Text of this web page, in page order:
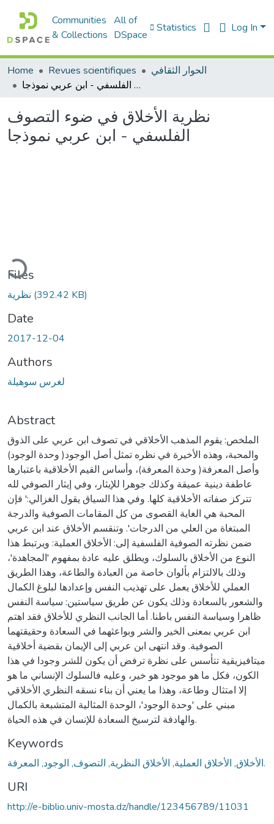
Communities
& Collections
All of
DSpace
Statistics Log In
Home Revues scientifiques
الحوار الثقافي
نظرية الأخلاق في ضوء التصوف الفلسفي - ابن عربي نموذجا
نظرية الأخلاق في ضوء التصوف
الفلسفي - ابن عربي نموذجا
Files
(392.42 KB)
Date
2017-12-04
Authors
لغرس سوهيلة
Abstract
الملخص: يقوم المذهب الأخلاقي في تصوف ابن عربي على الذوق
والمحبة، وهذه الأخيرة في نظره تمثل أصل الوجود( وحدة الوجود)
وأصل المعرفة( وحدة المعرفة)، وأساس القيم الأخلاقية باعتبارها
عاطفة دينية عميقة وكذلك جوهرا للإيثار، وفي إيثار الصوفي لله
تتركز صفاته الأخلاقية كلها. وفي هذا السياق يقول الغزالي:' فإن
المحبة هي الغاية القصوى من كل المقامات الصوفية والدرجة
المبتغاة من العلي من الدرجات'. وتنقسم الأخلاق عند ابن عربي
ضمن نظرته الصوفية الفلسفية إلى: الأخلاق العملية: ويرتبط هذا
النوع من الأخلاق بالسلوك، ويطلق عليه عادة بمفهوم 'المجاهدة'،
وذلك بالالتزام بألوان خاصة من العبادة والطاعة، وهذا الطريق
العملي للأخلاق يعمل على تهذيب النفس وإعدادها لبلوغ الكمال
والشعور بالسعادة وذلك يكون عن طريق سياستين: سياسة النفس
ظاهرا وسياسة النفس باطنا. أما الجانب النظري للأخلاق فقد اهتم
ابن عربي بمعنى الخير والشر وبواعثهما في السعادة وحقيقتهما
الصوفية. وقد انتهى ابن عربي إلى الإيمان بقضية أخلاقية
ميتافيزيقية تتأسس على نظرة ترفض أن يكون للشر وجودا في هذا
الكون، فكل ما هو موجود هو خير، وعليه فالسلوك الإنساني ما هو
إلا امتثال وطاعة، وهذا ما يعني أن بناء نسقه النظري الأخلاقي
مبني على 'وحدة الوجود'، الوحدة المثالية المتشبعة بالكمال
والهادفة لترسيخ السعادة للإنسان في هذه الحياة.
Keywords
الأخلاق, الأخلاق العملية, الأخلاق النظرية, التصوف, الوجود, المعرفة.
URI
http://e-biblio.univ-mosta.dz/handle/123456789/11031